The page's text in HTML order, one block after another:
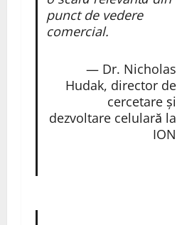
punct de vedere
comercial.
— Dr. Nicholas
Hudak, director de
cercetare și
dezvoltare celulară la
ION